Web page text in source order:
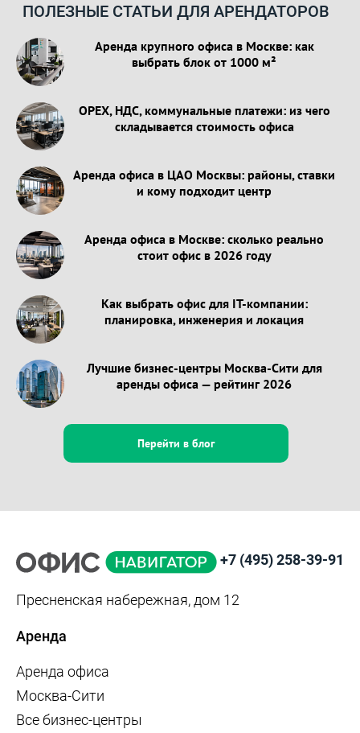
ПОЛЕЗНЫЕ СТАТЬИ ДЛЯ АРЕНДАТОРОВ
Аренда крупного офиса в Москве: как
выбрать блок от 1000 м²
OPEX, НДС, коммунальные платежи: из чего
складывается стоимость офиса
Аренда офиса в ЦАО Москвы: районы, ставки
и кому подходит центр
Аренда офиса в Москве: сколько реально
стоит офис в 2026 году
Как выбрать офис для IT-компании:
планировка, инженерия и локация
Лучшие бизнес-центры Москва-Сити для
аренды офиса — рейтинг 2026
Перейти в блог
+7 (495) 258-39-91
Пресненская набережная, дом 12
Аренда
Аренда офиса
Москва-Сити
Все бизнес-центры